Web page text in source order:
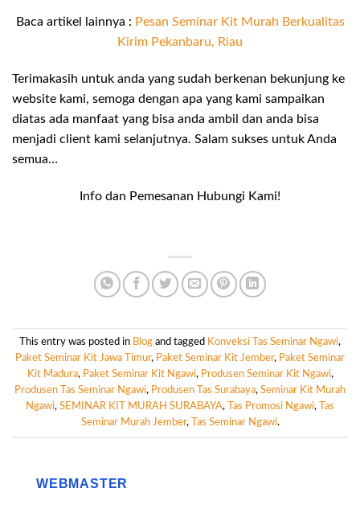
Baca artikel lainnya : Pesan Seminar Kit Murah Berkualitas
Kirim Pekanbaru, Riau
Terimakasih untuk anda yang sudah berkenan bekunjung ke
website kami, semoga dengan apa yang kami sampaikan
diatas ada manfaat yang bisa anda ambil dan anda bisa
menjadi client kami selanjutnya. Salam sukses untuk Anda
semua…
Info dan Pemesanan Hubungi Kami!
This entry was posted in Blog and tagged Konveksi Tas Seminar Ngawi,
Paket Seminar Kit Jawa Timur, Paket Seminar Kit Jember, Paket Seminar
Kit Madura, Paket Seminar Kit Ngawi, Produsen Seminar Kit Ngawi,
Produsen Tas Seminar Ngawi, Produsen Tas Surabaya, Seminar Kit Murah
Ngawi, SEMINAR KIT MURAH SURABAYA, Tas Promosi Ngawi,
Tas
Seminar Murah Jember, Tas Seminar Ngawi.
WEBMASTER